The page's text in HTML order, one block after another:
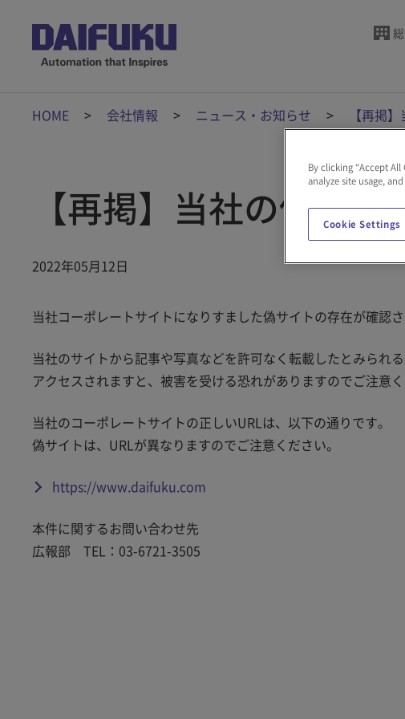
HOME 会社情報 ニュース・お知らせ 【再掲
【再掲】当社の偽サ
2022年05月12日
当社コーポレートサイトになりすました偽サイトの存在が確認さ
当社のサイトから記事や写真などを許可なく転載したとみられ
アクセスされますと、被害を受ける恐れがありますのでご注意く
当社のコーポレートサイトの正しいURLは、以下の通りです。
偽サイトは、URLが異なりますのでご注意ください。
https://www.daifuku.com
本件に関するお問い合わせ先
広報部 TEL：03-6721-3505
By clicking “Accept
analyze site usage,
Cookie Settings